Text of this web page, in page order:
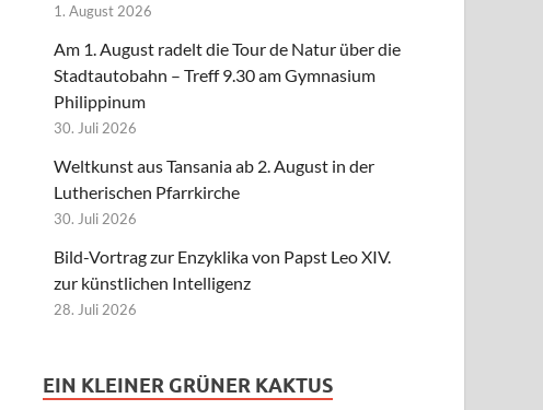
1. August 2026
Am 1. August radelt die Tour de Natur über die
Stadtautobahn – Treff 9.30 am Gymnasium
Philippinum
30. Juli 2026
Weltkunst aus Tansania ab 2. August in der
Lutherischen Pfarrkirche
30. Juli 2026
Bild-Vortrag zur Enzyklika von Papst Leo XIV.
zur künstlichen Intelligenz
28. Juli 2026
EIN KLEINER GRÜNER KAKTUS